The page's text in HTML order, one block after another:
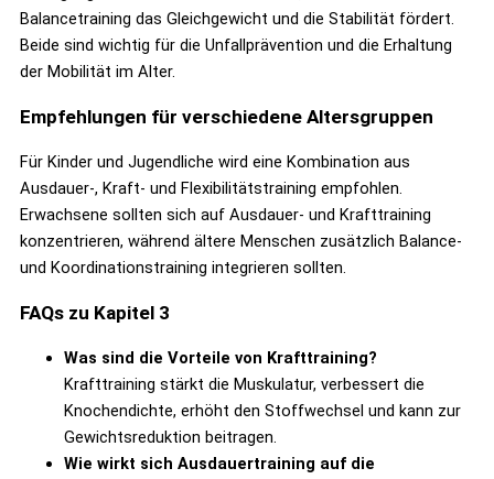
Balancetraining das Gleichgewicht und die Stabilität fördert.
Beide sind wichtig für die Unfallprävention und die Erhaltung
der Mobilität im Alter.
Empfehlungen für verschiedene Altersgruppen
Für Kinder und Jugendliche wird eine Kombination aus
Ausdauer-, Kraft- und Flexibilitätstraining empfohlen.
Erwachsene sollten sich auf Ausdauer- und Krafttraining
konzentrieren, während ältere Menschen zusätzlich Balance-
und Koordinationstraining integrieren sollten.
FAQs zu Kapitel 3
Was sind die Vorteile von Krafttraining?
Krafttraining stärkt die Muskulatur, verbessert die
Knochendichte, erhöht den Stoffwechsel und kann zur
Gewichtsreduktion beitragen.
Wie wirkt sich Ausdauertraining auf die